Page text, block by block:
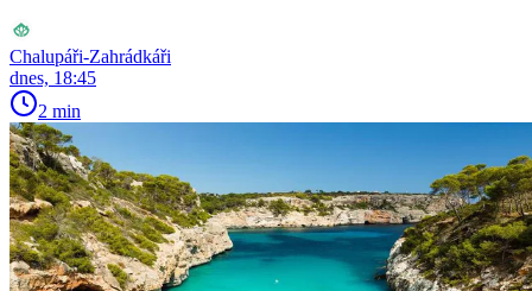
Chalupáři-Zahrádkáři
dnes, 18:45
2 min